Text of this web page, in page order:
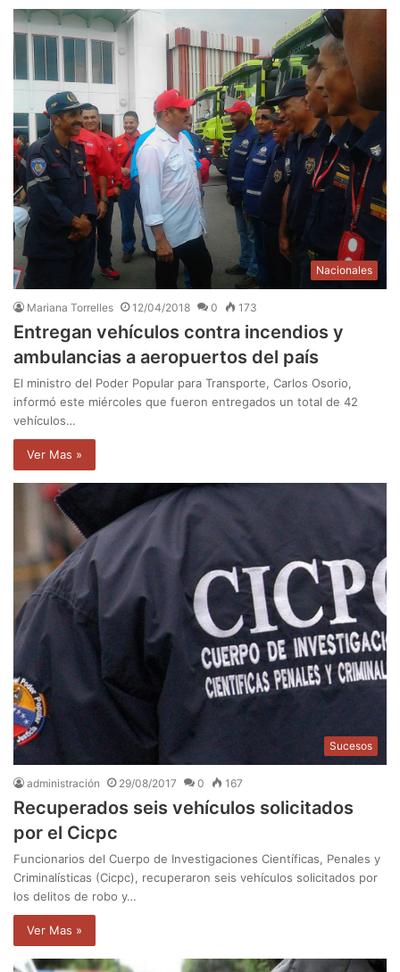
Nacionales
Mariana Torrelles 12/04/2018 0 173
Entregan vehículos contra incendios y
ambulancias a aeropuertos del país
El ministro del Poder Popular para Transporte, Carlos Osorio,
informó este miércoles que fueron entregados un total de 42
vehículos…
Ver Mas »
Sucesos
administración 29/08/2017 0 167
Recuperados seis vehículos solicitados
por el Cicpc
Funcionarios del Cuerpo de Investigaciones Científicas, Penales y
Criminalísticas (Cicpc), recuperaron seis vehículos solicitados por
los delitos de robo y…
Ver Mas »